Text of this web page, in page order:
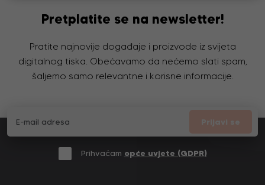
Pretplatite se na newsletter!
Pratite najnovije događaje i proizvode iz svijeta
digitalnog tiska. Obećavamo da nećemo slati spam,
šaljemo samo relevantne i korisne informacije.
Prijavi se
Prihvaćam opće uvjete (GDPR)